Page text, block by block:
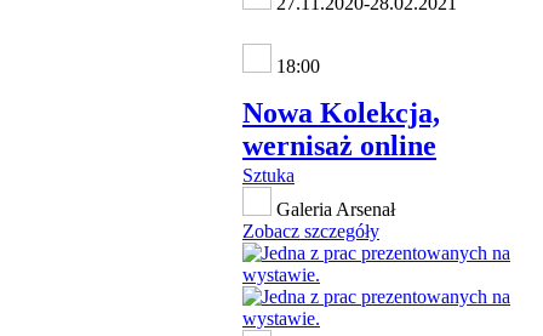
18:00
Nowa Kolekcja,
wernisaż online
Sztuka
Galeria Arsenał
Zobacz szczegóły